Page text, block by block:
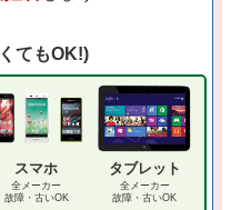
てもOK!)
スマホ
全メーカー
故障・古いOK
タブレット
全メーカー
故障・古いOK